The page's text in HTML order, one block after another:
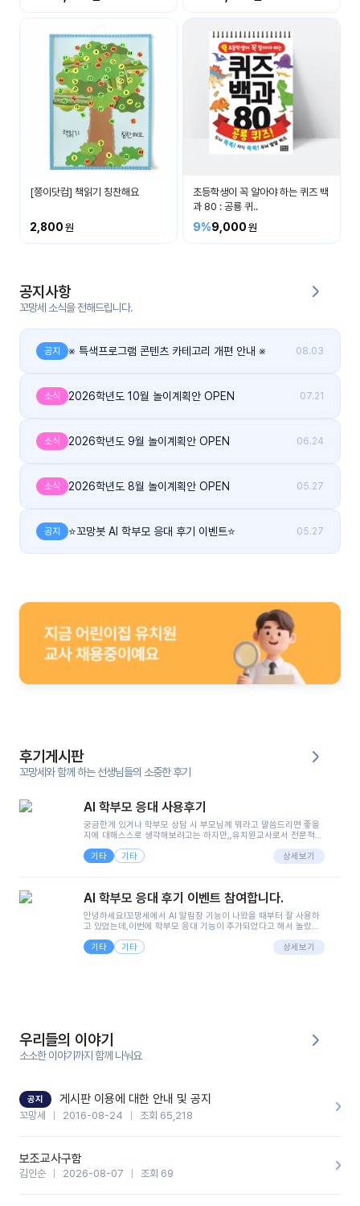
이벤
들의
후기
게시
그
[쫑이닷컴] 책읽기 칭찬해요
2,800
초등학생이 꼭 알아야 하는 퀴즈 백
과 80 : 공룡 퀴..
9%9,000
공지사항
꼬망세 소식을 전해드립니다.
공지 ※ 특색프로그램 콘텐츠 카테고리 개편 안내 ※ 08.03
소식 2026학년도 10월 놀이계획안 OPEN 07.21
소식 2026학년도 9월 놀이계획안 OPEN 06.24
소식 2026학년도 8월 놀이계획안 OPEN 05.27
공지 ⭐꼬망봇 AI 학부모 응대 후기 이벤트⭐ 05.27
후기게시판
꼬망세와 함께 하는 선생님들의 소중한 후기
AI 학부모 응대 사용후기
궁금한게 있거나 학부모 상담 시 부모님께 뭐라고 말씀드리면 좋을
지에 대해스스로 생각해보려고는 하지만,,유치원교사로서 전문적인
려니 어려울때가...^^(저만 그런거 아니죠 ㅜㅜ)꼬망봇의 장점은 지
피티나 제미나이는 몇세이고 여자인지 남자인지 등그래도 좀 기본
정보를 제공하면서 물어봐야할 때가 있어그때마다 정보를 입력하는
으셔서 고민이 됐는데ai 학부모 응대를 써볼 수 있어서 좋았어요!앞
면..)그리고 제가 신입 때 이게 있었더라면 ㅜㅜㅜㅜ?응대 팁이 정말
좋은거 같아요지금은 그래도 아이들이 잘 이해 되지만초임 때는 정
말 어려워서 항상다른 선생님들께 도움을 요청했었거든요..ㅠ*일지
쓸 때도 좀 도움이 되는 거 같아요!
기타 기타 상세보기
AI 학부모 응대 후기 이벤트 참여합니다.
안녕하세요!꼬망세에서 AI 알림장 기능이 나왔을 때부터 잘 사용하
고 있었는데,이번에 학부모 응대 기능이 추가되었다고 해서 놀랐습
님 응대에 더 많은 부담을 느끼고 있습니다 ㅠㅠ이번에 제가 원에서
겪은 일과 학부모님께 전달드렸던 내용을 함께 보시고,저와 비슷한
을 많이 하는데,꼬망봇 덕분에 고민하는 시간을 줄이고 학부모님을
안심시킬 수 있었습니다.이 부분은 꼬망봇이 추가로 알려준 응대 tip
입니다.학부모님께 전화를 드리기 전에, 내용을 숙지하여 좀 더 전문
성 있는 교사가 되어 대화를 나눌 수 있었습니다.꼬망세 AI학부모 응
기능을 개발해 주셔서 감사합니다.
기타 기타 상세보기
우리들의 이야기
소소한 이야기까지 함께 나눠요
공지 게시판 이용에 대한 안내 및 공지
꼬망세 2016-08-24 조회 65,218
보조교사구함
김인순 2026-08-07 조회 69